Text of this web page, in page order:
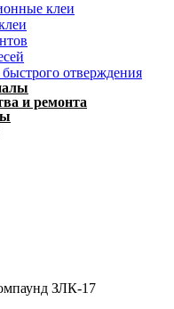
клеи
отверждения
и ремонта
ЗЛК-17